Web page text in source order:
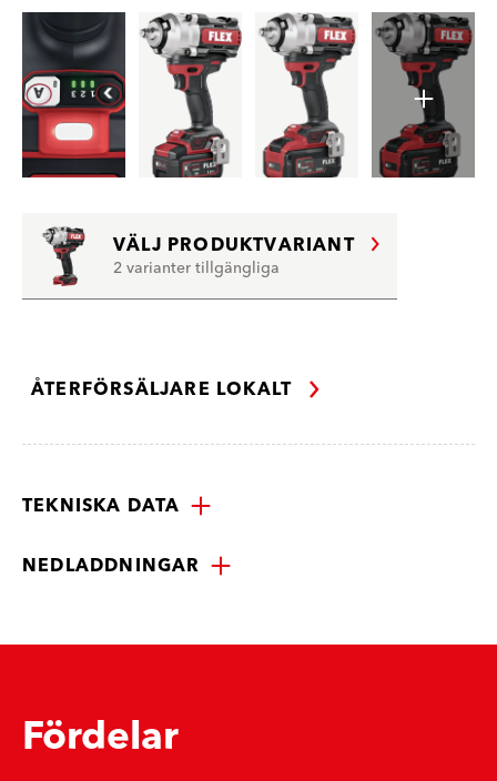
VÄLJ PRODUKTVARIANT
2 varianter tillgängliga
ÅTERFÖRSÄLJARE LOKALT
TEKNISKA DATA
NEDLADDNINGAR
Fördelar